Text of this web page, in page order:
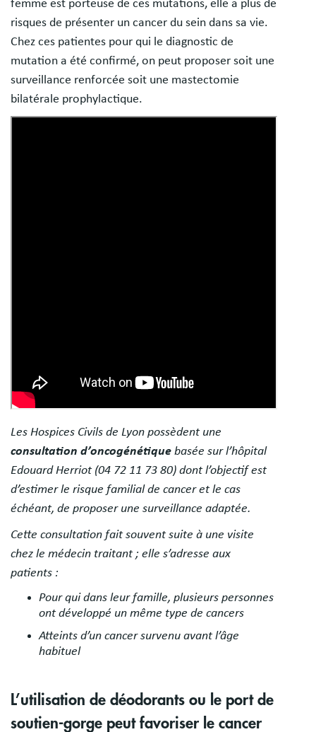
femme est porteuse de ces mutations, elle a plus de
risques de présenter un cancer du sein dans sa vie.
Chez ces patientes pour qui le diagnostic de
mutation a été confirmé, on peut proposer soit une
surveillance renforcée soit une mastectomie
bilatérale prophylactique.
Les Hospices Civils de Lyon possèdent une
consultation d’oncogénétique basée sur l’hôpital
Edouard Herriot (04 72 11 73 80) dont l’objectif est
d’estimer le risque familial de cancer et le cas
échéant, de proposer une surveillance adaptée.
Cette consultation fait souvent suite à une visite
chez le médecin traitant ; elle s’adresse aux
patients :
Pour qui dans leur famille, plusieurs personnes
ont développé un même type de cancers
Atteints d’un cancer survenu avant l’âge
habituel
L’utilisation de déodorants ou le port de
soutien-gorge peut favoriser le cancer